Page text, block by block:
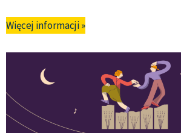
Więcej informacji »